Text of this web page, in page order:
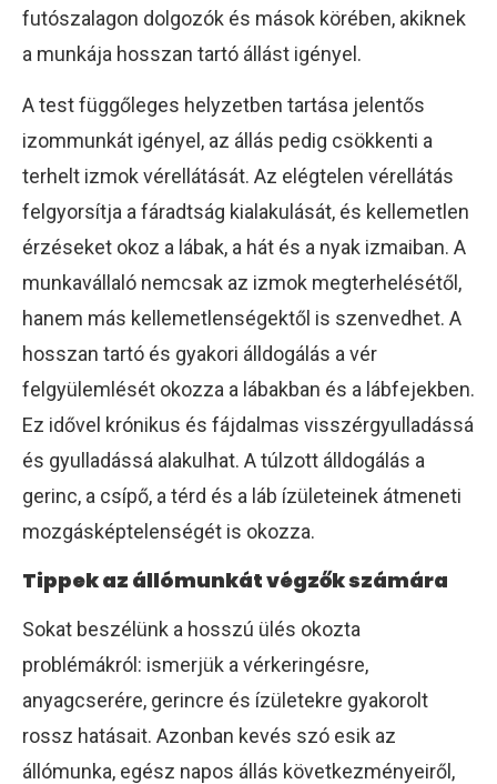
futószalagon dolgozók és mások körében, akiknek
a munkája hosszan tartó állást igényel.
A test függőleges helyzetben tartása jelentős
izommunkát igényel, az állás pedig csökkenti a
terhelt izmok vérellátását. Az elégtelen vérellátás
felgyorsítja a fáradtság kialakulását, és kellemetlen
érzéseket okoz a lábak, a hát és a nyak izmaiban. A
munkavállaló nemcsak az izmok megterhelésétől,
hanem más kellemetlenségektől is szenvedhet. A
hosszan tartó és gyakori álldogálás a vér
felgyülemlését okozza a lábakban és a lábfejekben.
Ez idővel krónikus és fájdalmas visszérgyulladássá
és gyulladássá alakulhat. A túlzott álldogálás a
gerinc, a csípő, a térd és a láb ízületeinek átmeneti
mozgásképtelenségét is okozza.
Tippek az állómunkát végzők számára
Sokat beszélünk a hosszú ülés okozta
problémákról: ismerjük a vérkeringésre,
anyagcserére, gerincre és ízületekre gyakorolt
rossz hatásait. Azonban kevés szó esik az
állómunka, egész napos állás következményeiről,